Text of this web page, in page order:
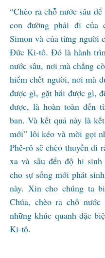
“Chèo ra chỗ nước sâu
con đường phải đi của
Simon và của từng người
Đức Ki-tô. Đó là hành
nước sâu, nơi mà chẳng
hiểm chết người, nơi mà
được gì, gặt hái được gì,
được, là hoàn toàn đến
ban. Và kết quả này là
mới” lôi kéo và mời gọi
Phê-rô sẽ chèo thuyền đi
xa và sâu đến độ hi
cho sự sống mới phát
này. Xin cho chúng ta
Chúa, chèo ra chỗ
những khúc quanh đặc
Ki-tô.